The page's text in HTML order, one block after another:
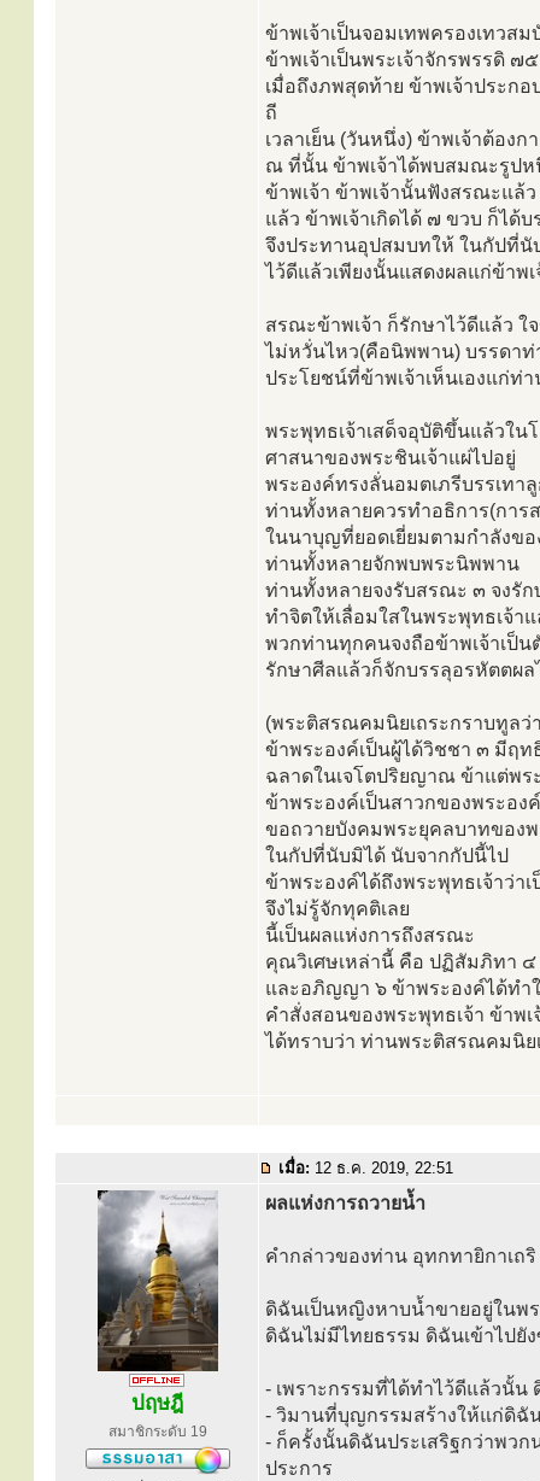
ข้าพเจ้าเป็นจอมเทพครองเทวส
ข้าพเจ้าเป็นพระเจ้าจักรพรรดิ ๗
เมื่อถึงภพสุดท้าย ข้าพเจ้าประก
ถี
เวลาเย็น (วันหนึ่ง) ข้าพเจ้าต้อง
ณ ที่นั้น ข้าพเจ้าได้พบสมณะรูปห
ข้าพเจ้า ข้าพเจ้านั้นฟังสรณะแล้
แล้ว ข้าพเจ้าเกิดได้ ๗ ขวบ ก็ไ
จึงประทานอุปสมบทให้ ในกัปที่นั
ไว้ดีแล้วเพียงนั้นแสดงผลแก่ข้าพ
สรณะข้าพเจ้า ก็รักษาไว้ดีแล้ว ใ
ไม่หวั่นไหว(คือนิพพาน) บรรดาท่
ประโยชน์ที่ข้าพเจ้าเห็นเองแก่ท่
พระพุทธเจ้าเสด็จอุบัติขึ้นแล้วใน
ศาสนาของพระชินเจ้าแผ่ไปอยู่
พระองค์ทรงลั่นอมตเภรีบรรเทา
ท่านทั้งหลายควรทำอธิการ(การ
ในนาบุญที่ยอดเยี่ยมตามกำลังขอ
ท่านทั้งหลายจักพบพระนิพพาน
ท่านทั้งหลายจงรับสรณะ ๓ จงรั
ทำจิตให้เลื่อมใสในพระพุทธเจ้า
พวกท่านทุกคนจงถือข้าพเจ้าเป็น
รักษาศีลแล้วก็จักบรรลุอรหัตตผล
(พระติสรณคมนิยเถระกราบทูลว่
ข้าพระองค์เป็นผู้ได้วิชชา ๓ มีฤท
ฉลาดในเจโตปริยญาณ ข้าแต่พร
ข้าพระองค์เป็นสาวกของพระองค์
ขอถวายบังคมพระยุคลบาทของ
ในกัปที่นับมิได้ นับจากกัปนี้ไป
ข้าพระองค์ได้ถึงพระพุทธเจ้าว่า
จึงไม่รู้จักทุคติเลย
นี้เป็นผลแห่งการถึงสรณะ
คุณวิเศษเหล่านี้ คือ ปฏิสัมภิทา
และอภิญญา ๖ ข้าพระองค์ได้ทำ
คำสั่งสอนของพระพุทธเจ้า ข้าพเ
ได้ทราบว่า ท่านพระติสรณคมนิย
เมื่อ: 12 ธ.ค. 2019, 22:51
ปฤษฎี
สมาชิกระดับ 19
ผลแห่งการถวายน้ำ
คำกล่าวของท่าน อุทกทายิกาเถริ
ดิฉันเป็นหญิงหาบน้ำขายอยู่ในพ
ดิฉันไม่มีไทยธรรม ดิฉันเข้าไปยั
- เพราะกรรมที่ได้ทำไว้ดีแล้วนั้น
- วิมานที่บุญกรรมสร้างให้แก่ดิฉั
- ก็ครั้งนั้นดิฉันประเสริฐกว่าพว
ประการ